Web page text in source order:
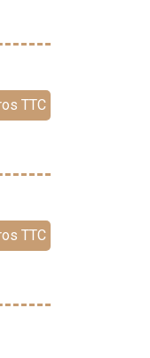
TTC
TTC